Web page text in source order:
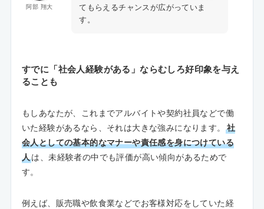
阿部 翔大
てもらえるチャンスが広がっていま
す。
すでに「社会人経験がある」ならむしろ好印象を与え
ることも
もしあなたが、これまでアルバイトや契約社員などで働
いた経験があるなら、それは大きな強みになります。
社
会人としての基本的なマナーや責任感を身につけている
人は、未経験者の中でも評価が高い傾向があるためで
す。
例えば、販売職や飲食業などでお客様対応をしていた経